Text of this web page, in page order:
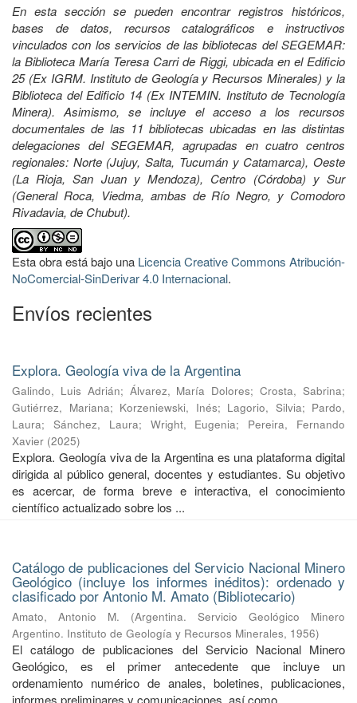
En esta sección se pueden encontrar registros históricos,
bases de datos, recursos catalográficos e instructivos
vinculados con los servicios de las bibliotecas del SEGEMAR:
la Biblioteca María Teresa Carri de Riggi, ubicada en el Edificio
25 (Ex IGRM. Instituto de Geología y Recursos Minerales) y la
Biblioteca del Edificio 14 (Ex INTEMIN. Instituto de Tecnología
Minera). Asimismo, se incluye el acceso a los recursos
documentales de las 11 bibliotecas ubicadas en las distintas
delegaciones del SEGEMAR, agrupadas en cuatro centros
regionales: Norte (Jujuy, Salta, Tucumán y Catamarca), Oeste
(La Rioja, San Juan y Mendoza), Centro (Córdoba) y Sur
(General Roca, Viedma, ambas de Río Negro, y Comodoro
Rivadavia, de Chubut).
Esta obra está bajo una Licencia Creative Commons Atribución-
NoComercial-SinDerivar 4.0 Internacional.
Envíos recientes
Explora. Geología viva de la Argentina
Galindo, Luis Adrián; Álvarez, María Dolores;Crosta, Sabrina;
Gutiérrez, Mariana; Korzeniewski, Inés; Lagorio, Silvia; Pardo,
Laura; Sánchez, Laura; Wright, Eugenia; Pereira, Fernando
Xavier (2025)
Explora. Geología viva de la Argentina es una plataforma digital
dirigida al público general, docentes y estudiantes. Su objetivo
es acercar, de forma breve e interactiva, el conocimiento
científico actualizado sobre los ...
Catálogo de publicaciones del Servicio Nacional Minero
Geológico (incluye los informes inéditos): ordenado y
clasificado por Antonio M. Amato (Bibliotecario)
Amato, Antonio M. (Argentina. Servicio Geológico Minero
Argentino. Instituto de Geología y Recursos Minerales, 1956)
El catálogo de publicaciones del Servicio Nacional Minero
Geológico, es el primer antecedente que incluye un
ordenamiento numérico de anales, boletines, publicaciones,
informes preliminares y comunicaciones, así como ...